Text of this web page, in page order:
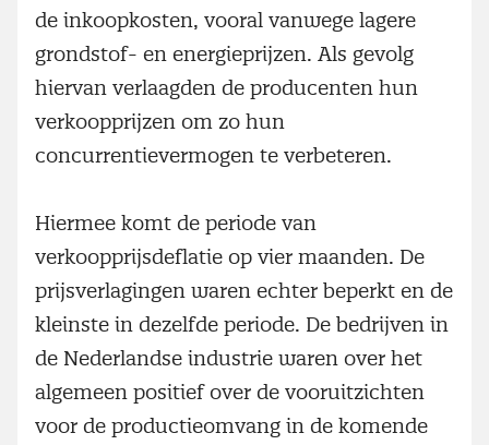
de inkoopkosten, vooral vanwege lagere
grondstof- en energieprijzen. Als gevolg
hiervan verlaagden de producenten hun
verkoopprijzen om zo hun
concurrentievermogen te verbeteren.
Hiermee komt de periode van
verkoopprijsdeflatie op vier maanden. De
prijsverlagingen waren echter beperkt en de
kleinste in dezelfde periode. De bedrijven in
de Nederlandse industrie waren over het
algemeen positief over de vooruitzichten
voor de productieomvang in de komende